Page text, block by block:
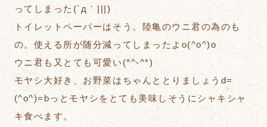
ってしまった(´д｀|||)
トイレットペーパーはそう。陸亀のウニ君の為のも
の。使える所が随分減ってしまったよo(^o^)o
ウニ君も又とても可愛い(*^-^*)
モヤシ大好き、お野菜はちゃんととりましょうd=
(^o^)=bっとモヤシをとても美味しそうにシャキシャ
キ食べます。